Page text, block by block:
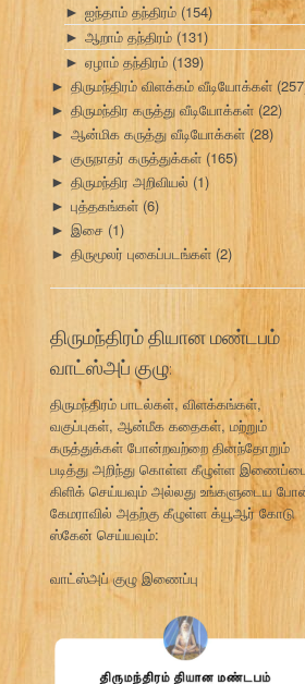
► ஐந்தாம் தந்திரம் (154)
► ஆறாம் தந்திரம் (131)
► ஏழாம் தந்திரம் (139)
► திருமந்திரம் விளக்கம் வீடியோக்கள்
► திருமந்திர கருத்து வீடியோக்கள் (22)
► ஆன்மிக கருத்து வீடியோக்கள் (28)
► குருநாதர் கருத்துக்கள் (165)
► திருமந்திர அறிவியல் (1)
► புத்தகங்கள் (6)
► இசை (1)
► திருமூலர் புகைப்படங்கள் (2)
திருமந்திரம் தியான மண்டபம்
வாட்ஸ்அப் குழு:
திருமந்திரம் பாடல்கள், விளக்கங்கள்,
வகுப்புகள், ஆன்மீக கதைகள், மற்றும்
கருத்துக்கள் போன்றவற்றை தினந்தோறும்
படித்து அறிந்து கொள்ள கீழுள்ள
கிளிக் செய்யவும் அல்லது உங்களுடைய
கேமராவில் அதற்கு கீழுள்ள க்யூஆர் கோடு
ஸ்கேன் செய்யவும்:
வாட்ஸ்அப் குழு இணைப்பு